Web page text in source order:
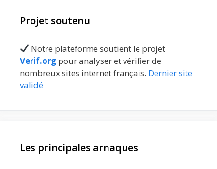
Projet soutenu
Notre plateforme soutient le projet
Verif.org pour analyser et vérifier de
nombreux sites internet français. Dernier site
validé
Les principales arnaques